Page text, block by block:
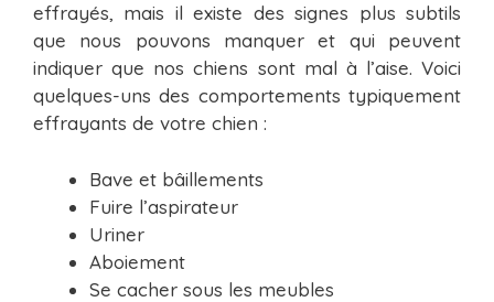
effrayés, mais il existe des signes plus subtils
que nous pouvons manquer et qui peuvent
indiquer que nos chiens sont mal à l’aise. Voici
quelques-uns des comportements typiquement
effrayants de votre chien :
Bave et bâillements
Fuire l’aspirateur
Uriner
Aboiement
Se cacher sous les meubles